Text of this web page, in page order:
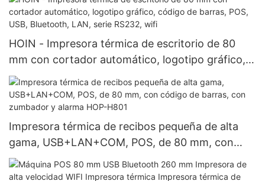
HOIN - Impresora térmica de escritorio de 80
mm con cortador automático, logotipo gráfico,
código de barras, POS, USB, Bluetooth, LAN,
serie RS232, wifi
Impresora térmica de recibos pequeña de alta
gama, USB+LAN+COM, POS, de 80 mm, con
código de barras, con zumbador y alarma HOP-
H801